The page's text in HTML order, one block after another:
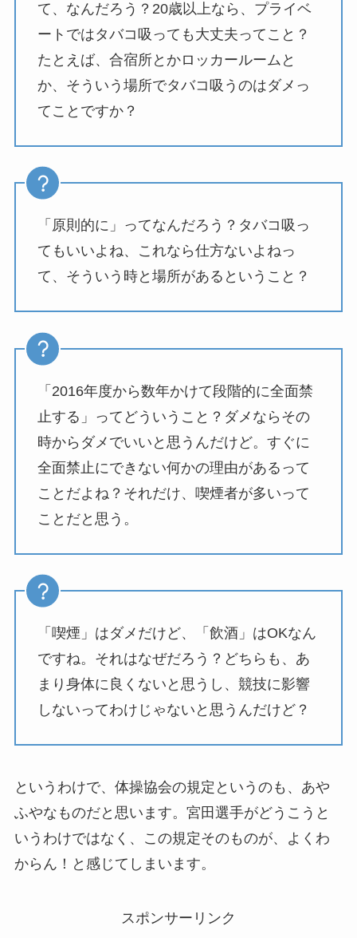
て、なんだろう？20歳以上なら、プライベ
ートではタバコ吸っても大丈夫ってこと？
たとえば、合宿所とかロッカールームと
か、そういう場所でタバコ吸うのはダメっ
てことですか？
「原則的に」ってなんだろう？タバコ吸っ
てもいいよね、これなら仕方ないよねっ
て、そういう時と場所があるということ？
「2016年度から数年かけて段階的に全面禁
止する」ってどういうこと？ダメならその
時からダメでいいと思うんだけど。すぐに
全面禁止にできない何かの理由があるって
ことだよね？それだけ、喫煙者が多いって
ことだと思う。
「喫煙」はダメだけど、「飲酒」はOKなん
ですね。それはなぜだろう？どちらも、あ
まり身体に良くないと思うし、競技に影響
しないってわけじゃないと思うんだけど？
というわけで、体操協会の規定というのも、あや
ふやなものだと思います。宮田選手がどうこうと
いうわけではなく、この規定そのものが、よくわ
からん！と感じてしまいます。
スポンサーリンク